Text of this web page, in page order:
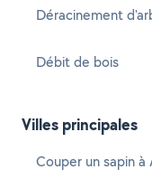
Déracinement
Débit de bois
Villes principales
Couper un sapin à